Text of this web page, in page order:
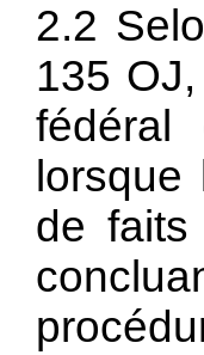
2.2
135
fédéral
de faits